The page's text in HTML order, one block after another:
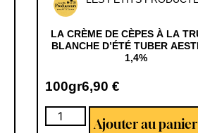
LA CRÈME DE CÈPES À LA
BLANCHE D’ÉTÉ TUBER
1,4%
100gr6,90 €
Ajouter au panier